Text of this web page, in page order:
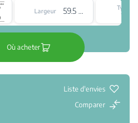
Largeur 59.5 cm
Type
froid
Où acheter
Liste d'envies
Comparer